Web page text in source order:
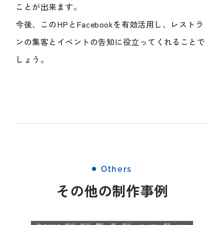
ことが出来ます。
今後、このHPとFacebookを有効活用し、レストラ
ンの集客とイベントの告知に役立ってくれることで
しょう。
Others
その他の制作事例